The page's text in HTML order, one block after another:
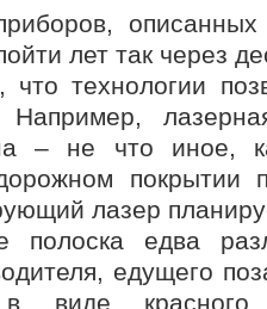
лет так через
что технологии
– не что иное,
покрытии
лазер
полоска едва
едущего
виде красного